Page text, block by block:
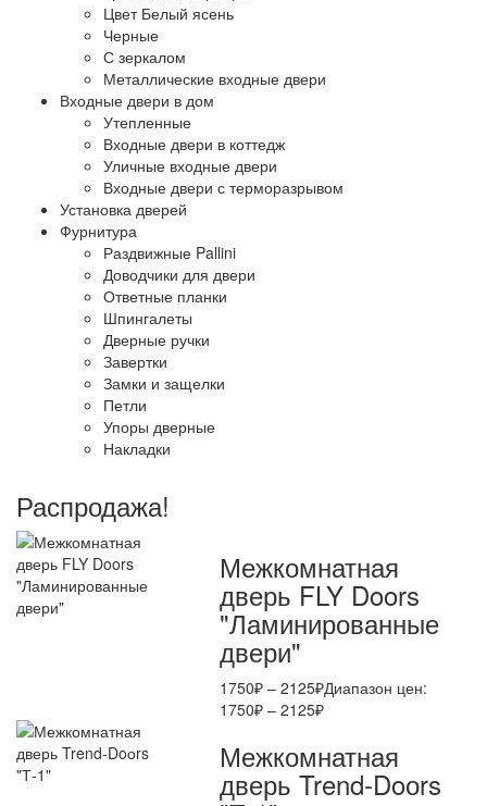
Цвет Белый ясень
Черные
С зеркалом
Металлические входные двери
Входные двери в дом
Утепленные
Входные двери в коттедж
Уличные входные двери
Входные двери с терморазрывом
Установка дверей
Фурнитура
Раздвижные Pallini
Доводчики для двери
Ответные планки
Шпингалеты
Дверные ручки
Завертки
Замки и защелки
Петли
Упоры дверные
Накладки
Распродажа!
Межкомнатная
дверь FLY Doors
"Ламинированные
двери"
1750₽ – 2125₽Диапазон цен:
1750₽ – 2125₽
Межкомнатная
дверь Trend-Doоrs